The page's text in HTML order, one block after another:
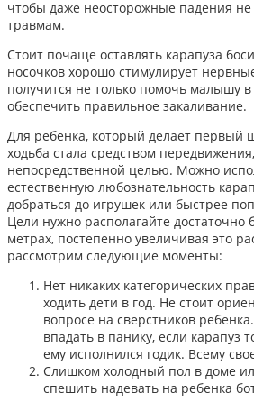
чтобы даже неосторожные падения
травмам.
Стоит почаще оставлять карапуза
носочков хорошо стимулирует
получится не только помочь малышу
обеспечить правильное закаливание.
Для ребенка, который делает первый
ходьба стала средством
непосредственной целью. Можно
естественную любознательность
добраться до игрушек или быстрее
Цели нужно располагайте достаточно
метрах, постепенно увеличивая это
рассмотрим следующие моменты:
Нет никаких категорических
ходить дети в год. Не стоит
вопросе на сверстников
впадать в панику, если карапуз
ему исполнился годик. Всему
Слишком холодный пол в доме
спешить надевать на ребенка